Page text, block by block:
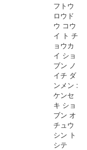
フトウ
ロウド
ウ コウ
イ ト チ
ョウカ
イ ショ
ブン ノ
イチ ダ
ンメン :
ケンセ
キ ショ
ブン オ
チュウ
シン ト
シテ